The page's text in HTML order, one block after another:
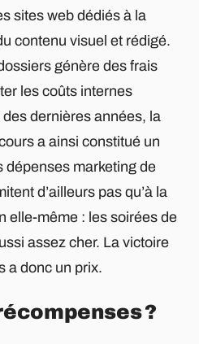
sites web dédiés à la
contenu visuel et rédigé.
génère des frais
les coûts internes
dernières années, la
a ainsi constitué un
dépenses marketing de
d’ailleurs pas qu’à la
elle-même : les soirées de
assez cher. La victoire
a donc un prix.
?